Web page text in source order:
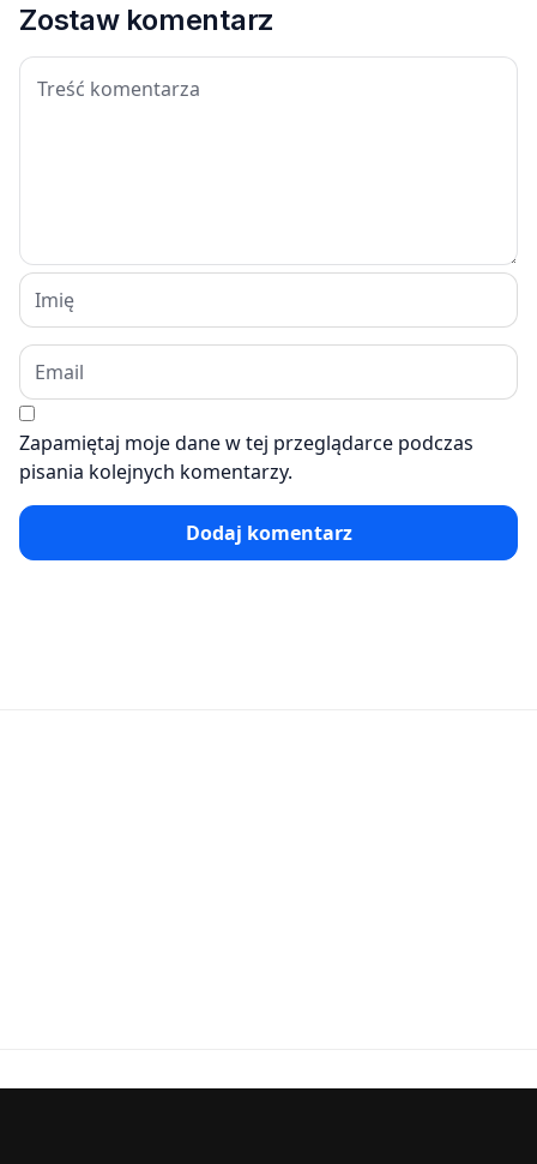
Zostaw komentarz
Zapamiętaj moje dane w tej przeglądarce podczas
pisania kolejnych komentarzy.
Dodaj komentarz